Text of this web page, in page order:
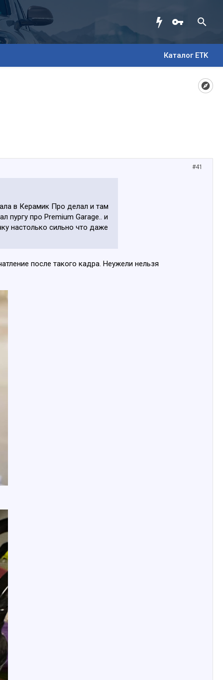
Каталог ETK
#41
в Керамик Про делал и там
пургу про Premium Garage.. и
настолько сильно что даже
после такого кадра. Неужели нельзя